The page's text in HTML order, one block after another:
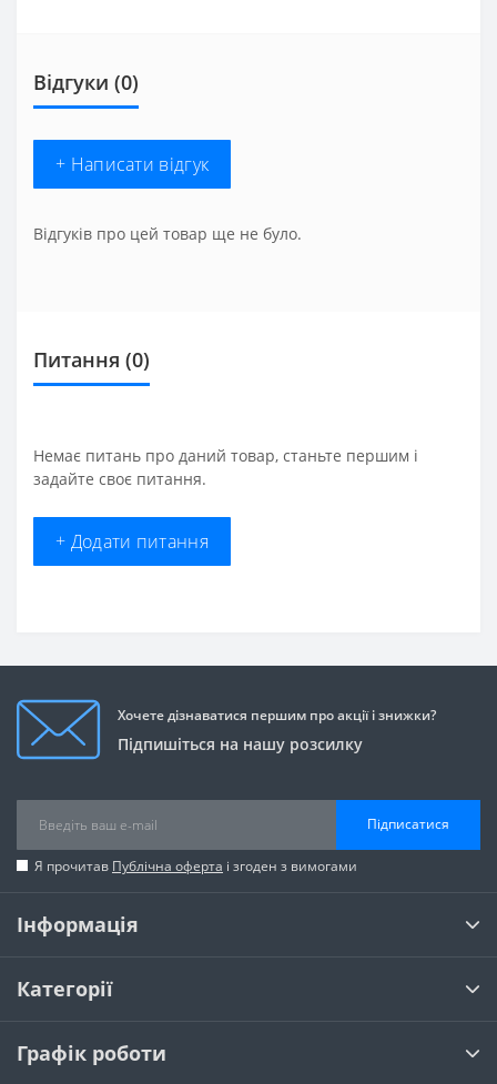
Відгуки (0)
+ Написати відгук
Відгуків про цей товар ще не було.
Питання (0)
Немає питань про даний товар, станьте першим і
задайте своє питання.
+ Додати питання
Хочете дізнаватися першим про акції і знижки?
Підпишіться на нашу розсилку
Підписатися
Я прочитав Публічна оферта і згоден з вимогами
Інформація
Категорії
Графік роботи